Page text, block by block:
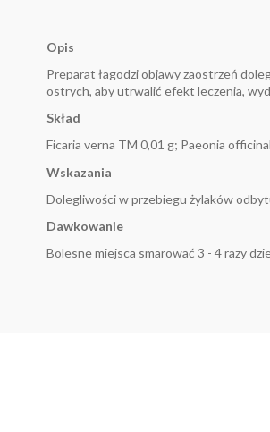
Opis
Preparat łagodzi objawy zaostrzeń
ostrych, aby utrwalić efekt leczenia,
Skład
Ficaria verna TM 0,01 g; Paeonia
Wskazania
Dolegliwości w przebiegu żylaków
Dawkowanie
Bolesne miejsca smarować 3 - 4 razy